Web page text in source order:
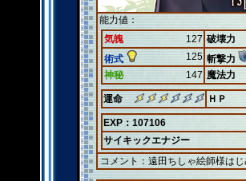
能力値：
気魄
127 破壊力
術式
125 斬撃力
神秘
147 魔法力
運命 ＨＰ
EXP：107106
サイキックエナジー
コメント： 遠田ちしゃ絵師様はじ